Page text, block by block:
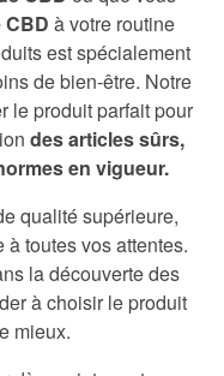
CBD à votre routine
est spécialement
de bien-être. Notre
le produit parfait pour
des articles sûrs,
en vigueur.
qualité supérieure,
toutes vos attentes.
la découverte des
à choisir le produit
mieux.